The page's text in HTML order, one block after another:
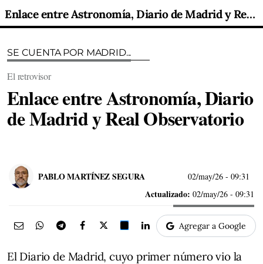
Enlace entre Astronomía, Diario de Madrid y Real Observatorio
SE CUENTA POR MADRID...
El retrovisor
Enlace entre Astronomía, Diario
de Madrid y Real Observatorio
PABLO MARTÍNEZ SEGURA 02/may/26 - 09:31
Actualizado: 02/may/26 - 09:31
Agregar a Google
El Diario de Madrid, cuyo primer número vio la